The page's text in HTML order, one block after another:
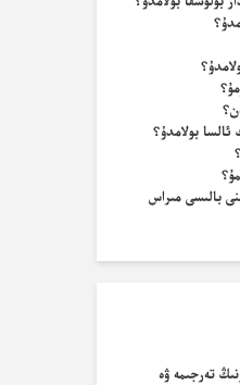
ئالسا بولامدۇ؟
بالىسى مىراس
ئايەتلەرنىڭ تەرجىمە ۋە